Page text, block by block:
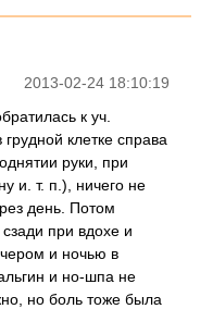
2013-02-24 18:10:19
к уч.
клетке справа
руки, при
и. т. п.), ничего не
день. Потом
при вдохе и
и ночью в
и но-шпа не
но боль тоже была